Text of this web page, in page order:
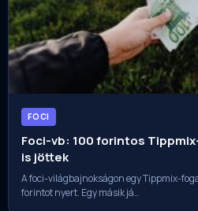
FOCI
Foci-vb: 100 forintos
is jöttek
A foci-világbajnokságon egy Tippmix-
forintot nyert. Egy másik já…